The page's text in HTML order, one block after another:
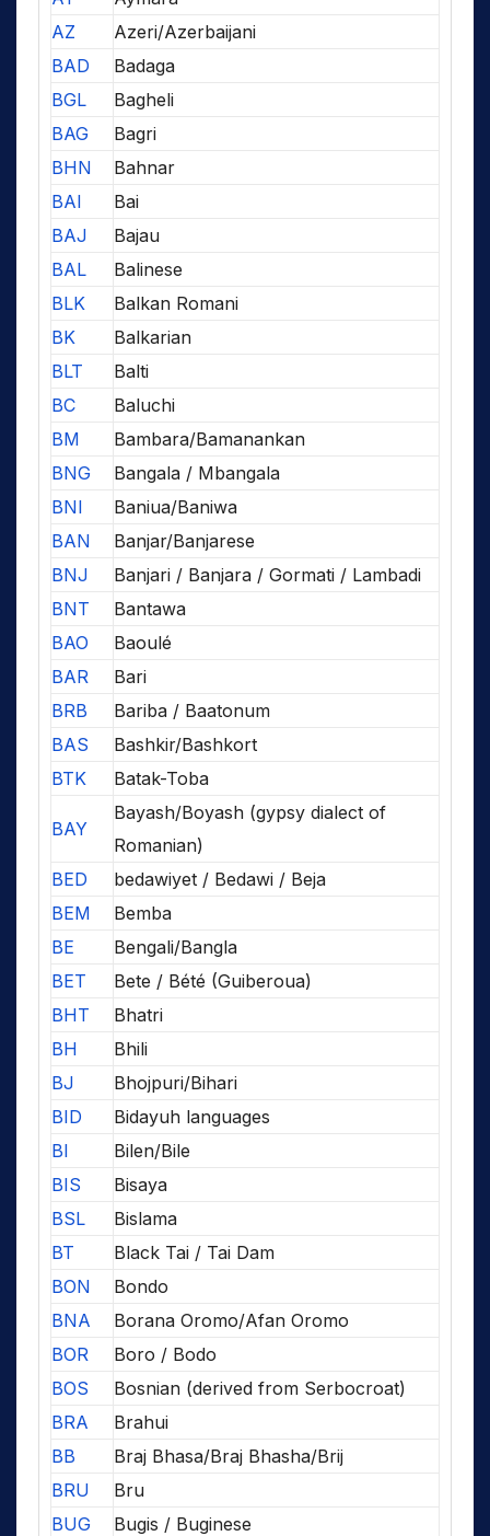
AZ
Azeri/Azerbaijani
BAD
Badaga
BGL
Bagheli
BAG
Bagri
BHN
Bahnar
BAI
Bai
BAJ
Bajau
BAL
Balinese
BLK
Balkan Romani
BK
Balkarian
BLT
Balti
BC
Baluchi
BM
Bambara/Bamanankan
BNG
Bangala / Mbangala
BNI
Baniua/Baniwa
BAN
Banjar/Banjarese
BNJ
Banjari / Banjara / Gormati / Lambadi
BNT
Bantawa
BAO
Baoulé
BAR
Bari
BRB
Bariba / Baatonum
BAS
Bashkir/Bashkort
BTK
Batak-Toba
BAY
Bayash/Boyash (gypsy dialect of
Romanian)
BED
bedawiyet / Bedawi / Beja
BEM
Bemba
BE
Bengali/Bangla
BET
Bete / Bété (Guiberoua)
BHT
Bhatri
BH
Bhili
BJ
Bhojpuri/Bihari
BID
Bidayuh languages
BI
Bilen/Bile
BIS
Bisaya
BSL
Bislama
BT
Black Tai / Tai Dam
BON
Bondo
BNA
Borana Oromo/Afan Oromo
BOR
Boro / Bodo
BOS
Bosnian (derived from Serbocroat)
BRA
Brahui
BB
Braj Bhasa/Braj Bhasha/Brij
BRU
Bru
BUG
Bugis / Buginese